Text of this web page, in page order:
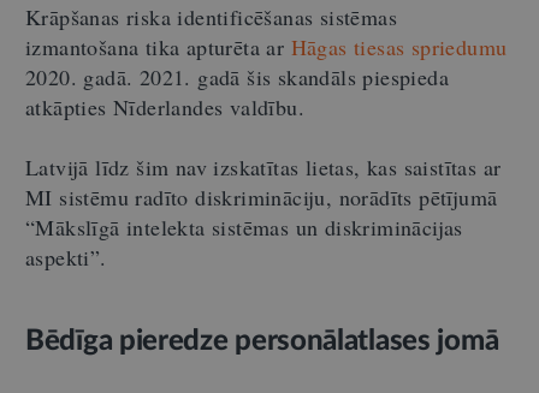
Krāpšanas riska identificēšanas sistēmas
izmantošana tika apturēta ar Hāgas tiesas spriedumu
2020. gadā. 2021. gadā šis skandāls piespieda
atkāpties Nīderlandes valdību.
Latvijā līdz šim nav izskatītas lietas, kas saistītas ar
MI sistēmu radīto diskrimināciju, norādīts pētījumā
“Mākslīgā intelekta sistēmas un diskriminācijas
aspekti”.
Bēdīga pieredze personālatlases jomā